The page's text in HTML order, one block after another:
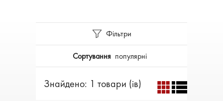
Фільтри
Сортування популярні
Знайдено: 1 товари (ів)